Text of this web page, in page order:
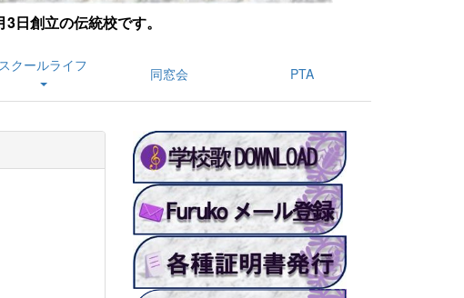
日創立の伝統校です。
スクールライフ 同窓会 PTA